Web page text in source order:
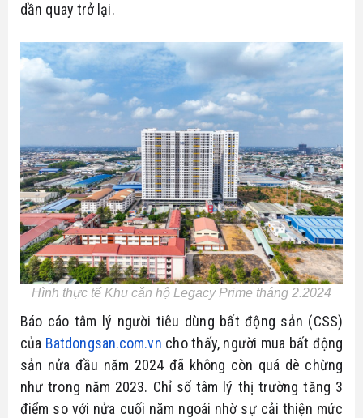
dần quay trở lại.
Hình thực tế Khu căn hộ Legacy Prime tháng 2.2024
Báo cáo tâm lý người tiêu dùng bất động sản (CSS)
của Batdongsan.com.vn cho thấy, người mua bất động
sản nửa đầu năm 2024 đã không còn quá dè chừng
như trong năm 2023. Chỉ số tâm lý thị trường tăng 3
điểm so với nửa cuối năm ngoái nhờ sự cải thiện mức